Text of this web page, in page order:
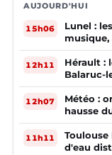
AUJOURD'HUI
15h06
Lunel :
12h11
Hérault :
Balaruc-
12h07
Météo :
hausse
11h11
d'eau